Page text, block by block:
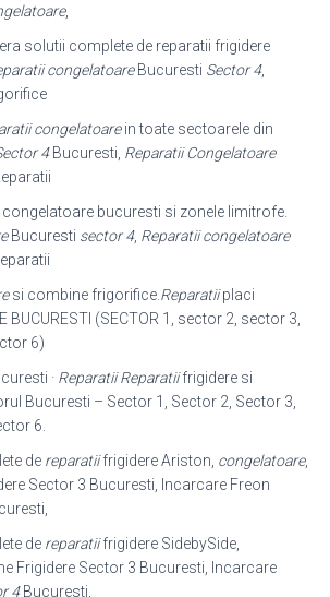
,
solutii complete de reparatii frigidere
congelatoareBucuresti Sector 4,
congelatoarein toate sectoarele din
4Bucuresti, Reparatii Congelatoare
bucuresti si zonele limitrofe.
Bucuresti sector 4, Reparatii congelatoare
si combine frigorifice. Reparatiiplaci
BUCURESTI (SECTOR 1, sector 2, sector 3,
6)
· Reparatii Reparatiifrigidere si
Bucuresti – Sector 1, Sector 2, Sector 3,
6.
de reparatiifrigidere Ariston, congelatoare,
Sector 3 Bucuresti, Incarcare Freon
de reparatiifrigidere SidebySide,
Frigidere Sector 3 Bucuresti, Incarcare
4Bucuresti,